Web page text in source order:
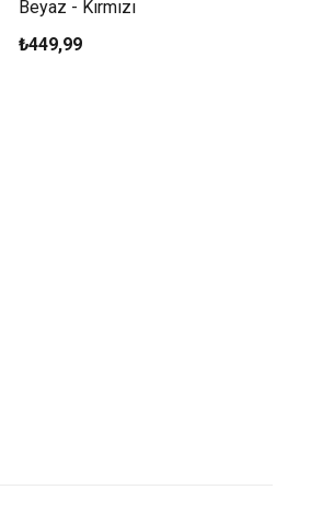
Beyaz - Kırmızı
₺449,99